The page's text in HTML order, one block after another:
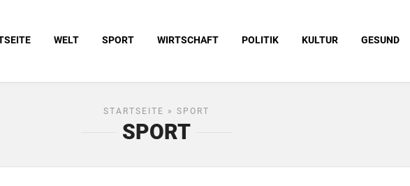
WELT SPORT WIRTSCHAFT POLITIK KULTUR GESUND
STARTSEITE » SPORT
SPORT